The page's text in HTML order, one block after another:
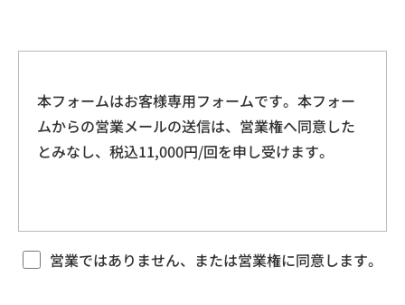
ド、ご利用日時、ご利用の方法、ご利用環境、
郵便番号や性別、職業、年齢、ユーザーのIPア
ドレス、クッキー情報、位置情報、端末の個体
識別情報などを指します。
当社は、ユーザーが利用する際に氏名、生年月
ご利用くださいますようお願いいたします。
第２条 契約の成立
本規約に基づく本サービスに関する契約は、お客
様が修理をご希望になる携帯電話（以下「修理依
て必要事項および本サービス提供の可否等を確認
の後、当社がお客様のご依頼を承諾することをも
本フォームはお客様専用フォームです。本フォー
ムからの営業メールの送信は、営業権へ同意した
とみなし、税込11,000円/回を申し受けます。
営業ではありません、または営業権に同意します。